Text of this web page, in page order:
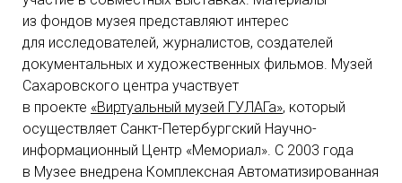
из фондов музея представляют интерес
для исследователей, журналистов, создателей
документальных и художественных фильмов. Музей
Сахаровского центра участвует
в проекте «Виртуальный музей ГУЛАГа», который
осуществляет Санкт-Петербургский Научно-
информационный Центр «Мемориал». С 2003 года
в Музее внедрена Комплексная Автоматизированная